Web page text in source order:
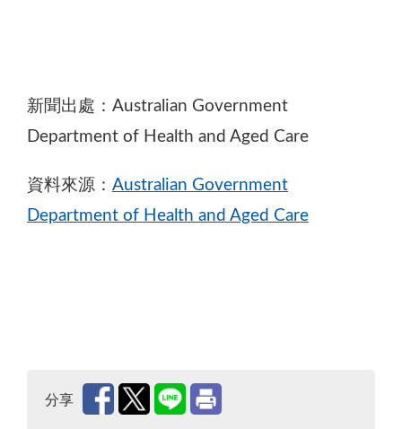
新聞出處：Australian Government
Department of Health and Aged Care
資料來源： Australian Government
Department of Health and Aged Care
分享